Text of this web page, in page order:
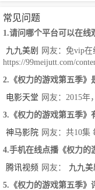
常见问题
1.请问哪个平台可以在线
九九美剧
网友：免vip
https://99meijutt.com/
2.《权力的游戏第五季》
电影天堂 网友：2015年
3.《权力的游戏第五季》
神马影院 网友：共10集
4.手机在线点播《权力的
腾讯视频 网友： 九九美
5.《权力的游戏第五季》